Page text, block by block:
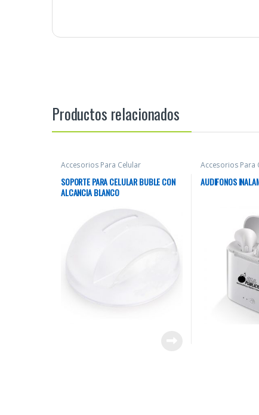
Productos relacionados
Accesorios Para Celular
SOPORTE PARA CELULAR BUBLE CON
ALCANCIA BLANCO
Accesorios Para
AUDIFONOS